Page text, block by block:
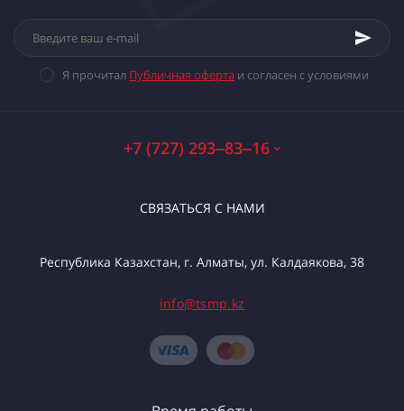
Я прочитал Публичная оферта и согласен с условиями
+7 (727) 293‒83‒16
СВЯЗАТЬСЯ С НАМИ
Республика Казахстан, г. Алматы, ул. Калдаякова, 38
info@tsmp.kz